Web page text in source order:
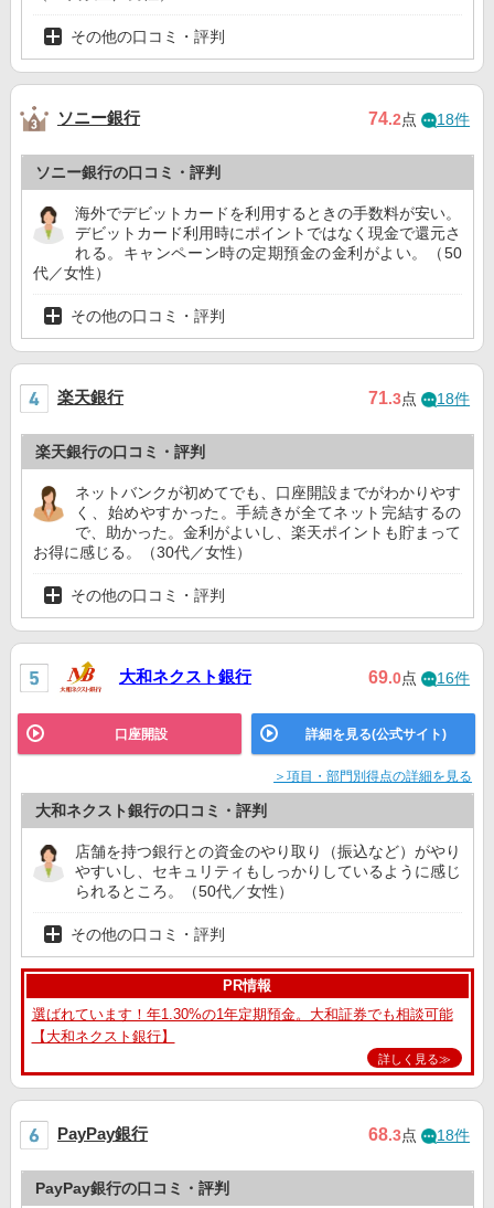
その他の口コミ・評判
ソニー銀行 74.2点 18件
ソニー銀行の口コミ・評判
海外でデビットカードを利用するときの手数料が安い。
デビットカード利用時にポイントではなく現金で還元さ
れる。キャンペーン時の定期預金の金利がよい。（50
代／女性）
その他の口コミ・評判
楽天銀行 71.3点 18件
楽天銀行の口コミ・評判
ネットバンクが初めてでも、口座開設までがわかりやす
く、始めやすかった。手続きが全てネット完結するの
で、助かった。金利がよいし、楽天ポイントも貯まって
お得に感じる。（30代／女性）
その他の口コミ・評判
大和ネクスト銀行 69.0点 16件
口座開設 詳細を見る(公式サイト)
＞項目・部門別得点の詳細を見る
大和ネクスト銀行の口コミ・評判
店舗を持つ銀行との資金のやり取り（振込など）がやり
やすいし、セキュリティもしっかりしているように感じ
られるところ。（50代／女性）
その他の口コミ・評判
PR情報
選ばれています！年1.30%の1年定期預金。大和証券でも相談可能
【大和ネクスト銀行】
詳しく見る≫
PayPay銀行 68.3点 18件
PayPay銀行の口コミ・評判